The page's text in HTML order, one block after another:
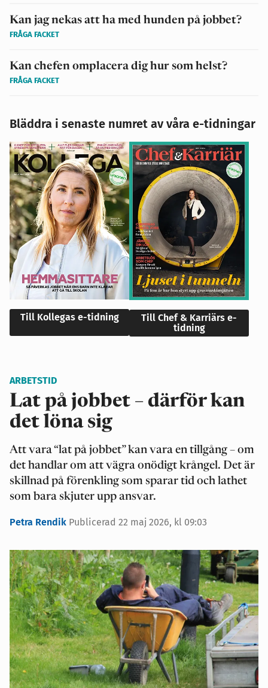
Kan jag nekas att ha med hunden på jobbet?
FRÅGA FACKET
Kan chefen omplacera dig hur som helst?
FRÅGA FACKET
Bläddra i senaste numret av våra e-tidningar
Till Kollegas e-tidning
Till Chef & Karriärs e-
tidning
ARBETSTID
Lat på jobbet – därför kan
det löna sig
Att vara “lat på jobbet” kan vara en tillgång – om
det handlar om att vägra onödigt krångel. Det är
skillnad på förenkling som sparar tid och lathet
som bara skjuter upp ansvar.
Petra Rendik Publicerad 22 maj 2026, kl 09:03